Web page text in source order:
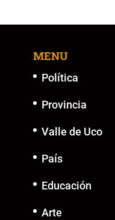
b
o
k
MENU
Política
Provincia
Valle de Uco
País
Educación
Arte